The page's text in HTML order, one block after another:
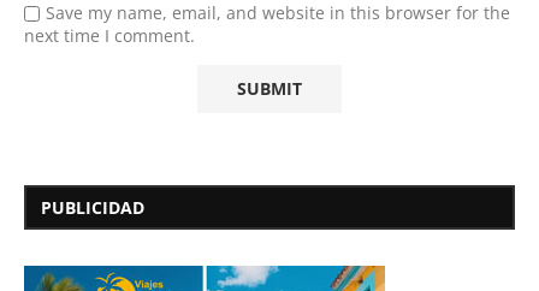
Save my name, email, and website in this browser for the
next time I comment.
PUBLICIDAD